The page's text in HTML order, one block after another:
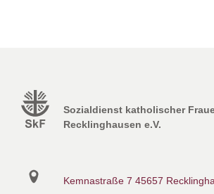
Sozialdienst katholischer
Recklinghausen e.V.
Kemnastraße 7 45657